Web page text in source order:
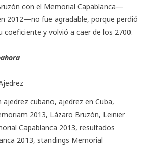
con el Memorial Capablanca—
2012—no fue agradable, porque perdió
coeficiente y volvió a caer de los 2700.
ajedrez cubano, ajedrez en Cuba,
2013, Lázaro Bruzón, Leinier
Capablanca 2013, resultados
2013, standings Memorial